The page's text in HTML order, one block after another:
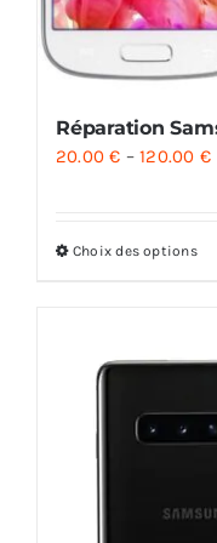
Réparation
20.00€ –120.00 €
Choix des options